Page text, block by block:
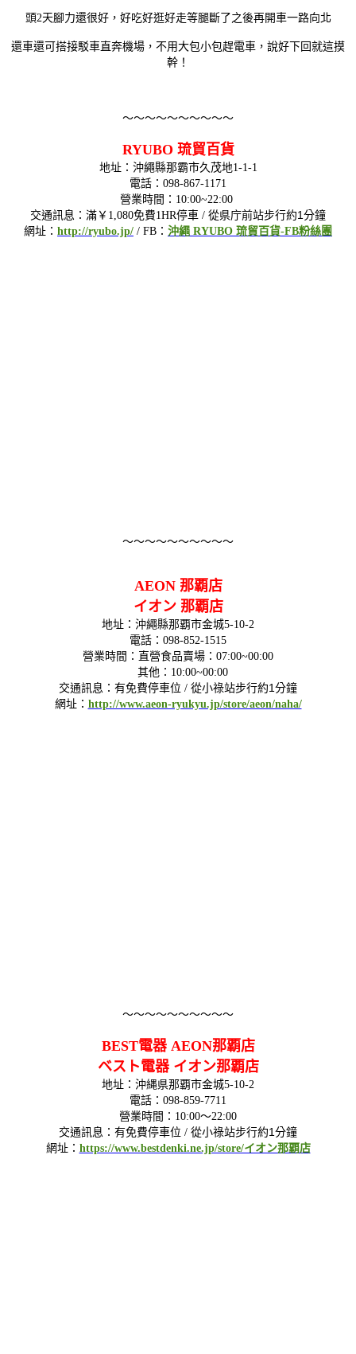
頭2天腳力還很好，好吃好逛好走等腿斷了之後再開車一路向北
還車還可搭接駁車直奔機場，不用大包小包趕電車， 說好下回就這摸
幹！
～～～～～～～～～～
RYUBO 琉貿百貨
地址：沖繩縣那霸市久茂地1-1-1
電話：098-867-1171
營業時間：10:00~22:00
交通訊息：滿￥1,080免費1HR停車 / 從県庁前站步行約1分鐘
網址： http://ryubo.jp/ / FB： 沖繩 RYUBO 琉貿百貨-FB粉絲團
～～～～～～～～～～
AEON 那覇店
イオン 那覇店
地址：沖繩縣那覇市金城5-10-2
電話： 098-852-1515
營業時間： 直營食品賣場：07:00~00:00
其他：10:00~00:00
交通訊息：有免費停車位 / 從小祿站步行約1分鐘
網址： http://www.aeon-ryukyu.jp/store/aeon/naha/
～～～～～～～～～～
BEST電器 AEON那覇店
ベスト電器 イオン那覇店
地址：沖縄県那覇市金城5-10-2
電話：098-859-7711
營業時間：10:00～22:00
交通訊息：有免費停車位 / 從小祿站步行約1分鐘
網址： https://www.bestdenki.ne.jp/store/イオン那覇店